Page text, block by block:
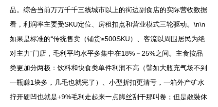
品。综合当前万万千千三线城市以上的街边副食店的实际营收数据
看，利润率主要受SKU定位、房租扣点和营业模式三轮驱动。\n\n
如果是标准的“传统售卖（铺货≥500SKU）、客流以周围居民为绝
对主力”门店，毛利平均水平多集中在18%－25%之间。主食按品
类更加分两极：饮料和快食类单件利润不高（譬如大瓶充气场不到
一瓶赚1块多，几毛也就完了）、小型折扣更清亏，一箱外产矿水
拧开硬凹也就是±9%毛利走起来一点脚丝刮干那叫卷；但是散裝休